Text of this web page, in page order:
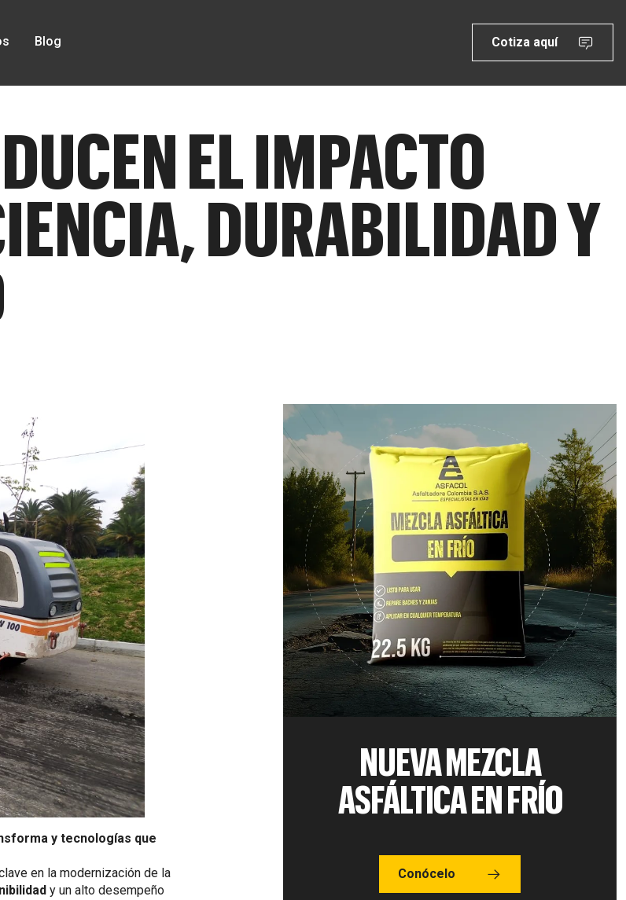
Blog Cotiza aquí
EL IMPACTO
DURABILIDAD Y
y tecnologías que
en la modernización de la
y un alto desempeño
NUEVA MEZCLA
ASFÁLTICA EN FRÍO
Conócelo